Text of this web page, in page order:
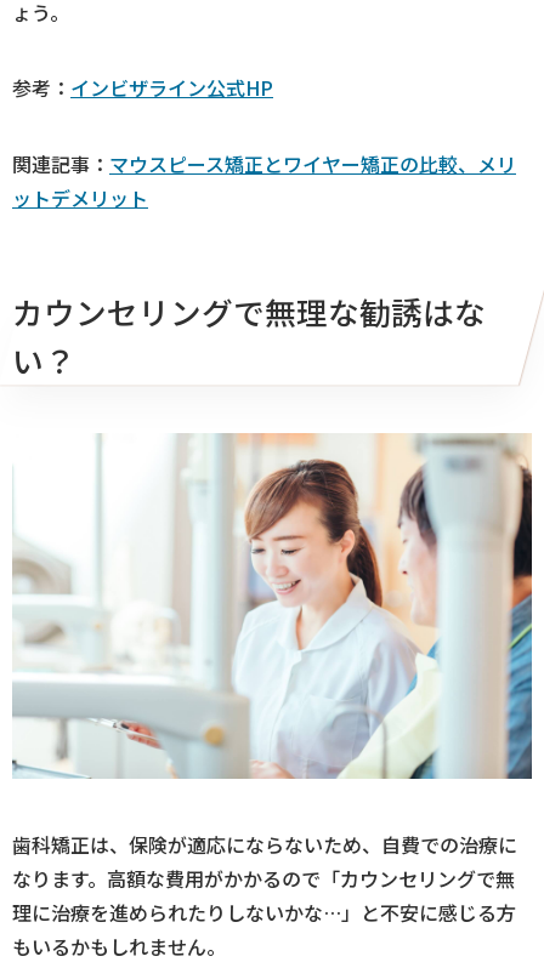
ょう。
参考： インビザライン公式HP
関連記事： マウスピース矯正とワイヤー矯正の比較、メリ
ットデメリット
カウンセリングで無理な勧誘はな
い？
歯科矯正は、保険が適応にならないため、自費での治療に
なります。高額な費用がかかるので「カウンセリングで無
理に治療を進められたりしないかな…」と不安に感じる方
もいるかもしれません。